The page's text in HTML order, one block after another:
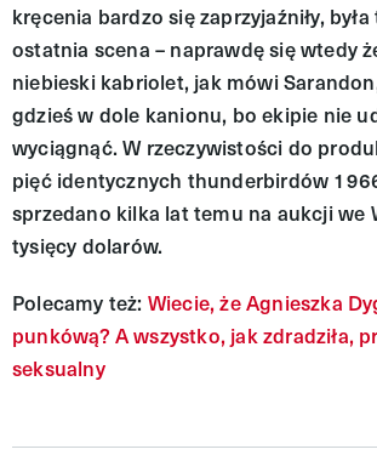
kręcenia bardzo się zaprzyjaźniły,
ostatnia scena – naprawdę się wtedy
niebieski kabriolet, jak mówi
gdzieś w dole kanionu, bo ekipie nie
wyciągnąć. W rzeczywistości do
pięć identycznych thunderbirdów
sprzedano kilka lat temu na aukcji we
tysięcy dolarów.
Polecamy też: Wiecie, że Agnieszka
punkówą? A wszystko, jak zdradziła,
seksualny